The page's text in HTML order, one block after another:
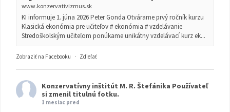
www.konzervativizmus.sk
KI informuje 1. júna 2026 Peter Gonda Otvárame prvý ročník kurzu
Klasická ekonómia pre učiteľov # ekonómia # vzdelávanie
Stredoškolským učiteľom ponúkame unikátny vzdelávací kurz ek...
Zobraziť na Facebooku · Zdieľať
Konzervatívny inštitút M. R. Štefánika Používateľ
si zmenil titulnú fotku.
1 mesiac pred